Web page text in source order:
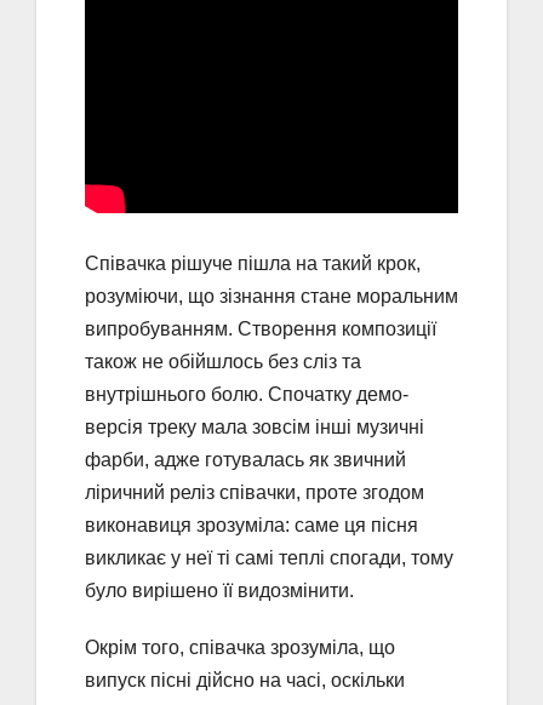
Cпівачка рішуче пішла на такий крок,
розуміючи, що зізнання стане моральним
випробуванням. Створення композиції
також не обійшлось без сліз та
внутрішнього болю. Спочатку демо-
версія треку мала зовсім інші музичні
фарби, адже готувалась як звичний
ліричний реліз співачки, проте згодом
виконавиця зрозуміла: саме ця пісня
викликає у неї ті самі теплі спогади, тому
було вирішено її видозмінити.
Окрім того, співачка зрозуміла, що
випуск пісні дійсно на часі, оскільки